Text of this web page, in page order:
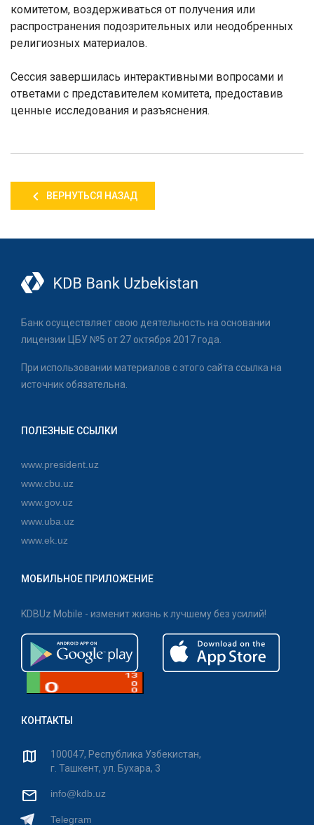
комитетом, воздерживаться от получения или
распространения подозрительных или неодобренных
религиозных материалов.
Сессия завершилась интерактивными вопросами и
ответами с представителем комитета, предоставив
ценные исследования и разъяснения.
ВЕРНУТЬСЯ НАЗАД
Банк осуществляет свою деятельность на основании
лицензии ЦБУ №5 от 27 октября 2017 года.
При использовании материалов с этого сайта ссылка на
источник обязательна.
ПОЛЕЗНЫЕ ССЫЛКИ
www.president.uz
www.cbu.uz
www.gov.uz
www.uba.uz
www.ek.uz
МОБИЛЬНОЕ ПРИЛОЖЕНИЕ
KDBUz Mobile - изменит жизнь к лучшему без усилий!
КОНТАКТЫ
100047, Республика Узбекистан,
г. Ташкент, ул. Бухара, 3
info@kdb.uz
Telegram